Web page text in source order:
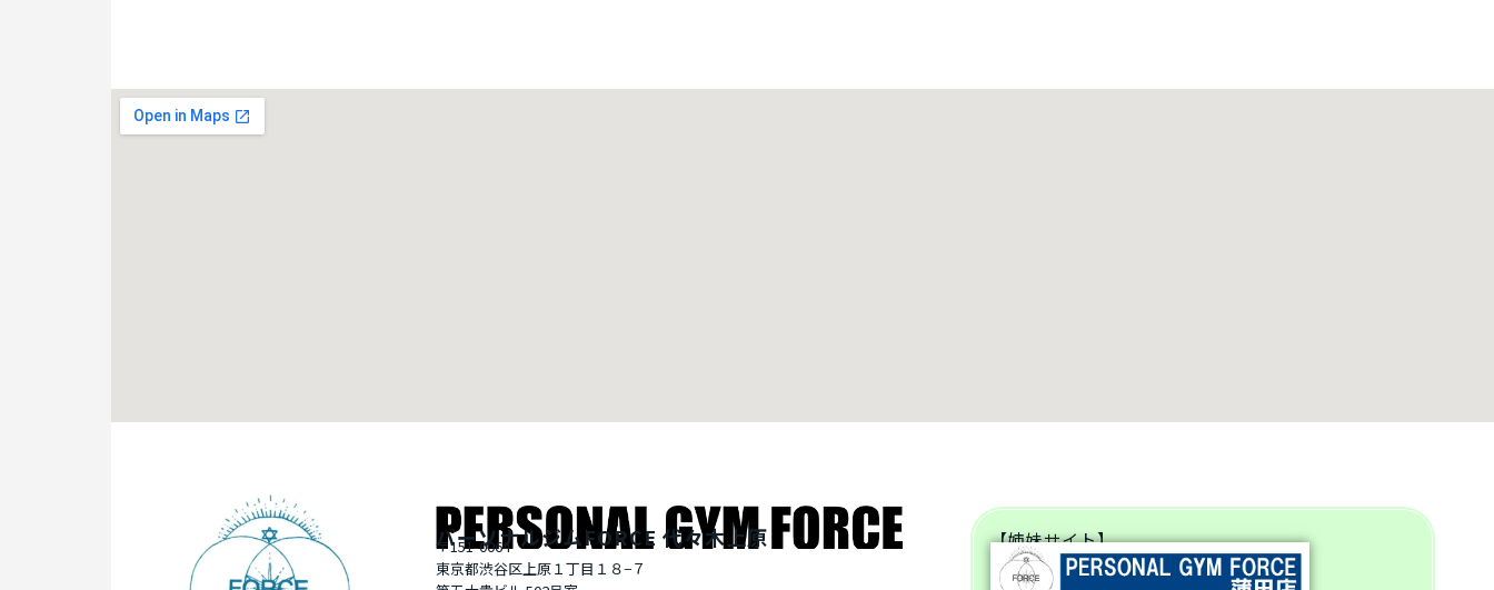
パーソナルジムFORCE 代々木上原
〒151-0064
東京都渋谷区上原１丁目１８−７
【姉妹サイト】